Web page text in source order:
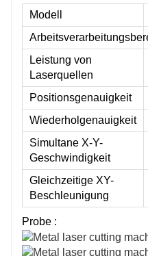
Modell
Leistung von
Laserquellen
Positionsgenauigkeit
Wiederholgenauigkeit
Simultane X-Y-
Geschwindigkeit
Gleichzeitige XY-
Beschleunigung
Probe :